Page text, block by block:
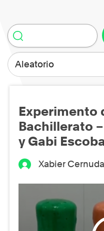
Aleatorio
Experimento
Bachillerato
y Gabi
Xabier